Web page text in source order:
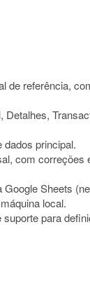
de referência,
dados principal.
com correções
Sheets
local.
para